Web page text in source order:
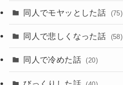
同人でモヤッとした話 (75)
同人で悲しくなった話 (58)
同人で冷めた話 (20)